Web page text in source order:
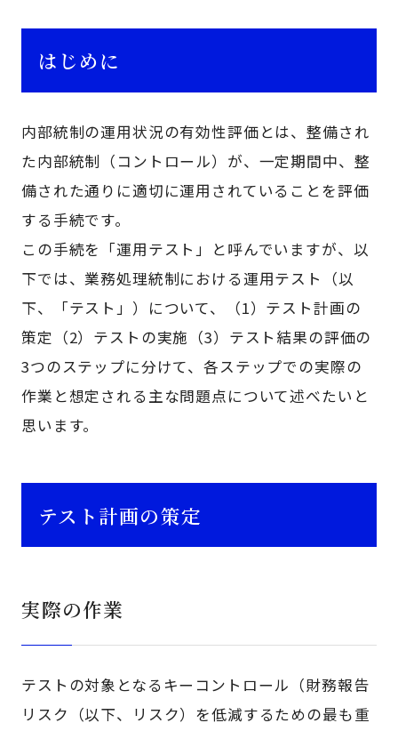
はじめに
内部統制の運用状況の有効性評価とは、整備され
た内部統制（コントロール）が、一定期間中、整
備された通りに適切に運用されていることを評価
する手続です。
この手続を「運用テスト」と呼んでいますが、以
下では、業務処理統制における運用テスト（以
下、「テスト」）について、（1）テスト計画の
策定（2）テストの実施（3）テスト結果の評価の
3つのステップに分けて、各ステップでの実際の
作業と想定される主な問題点について述べたいと
思います。
テスト計画の策定
実際の作業
テストの対象となるキーコントロール（財務報告
リスク（以下、リスク）を低減するための最も重